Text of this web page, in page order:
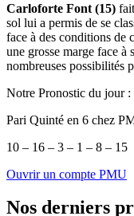
Carloforte Font (15)
sol lui a permis de se
face à des conditions de
une grosse marge face à
nombreuses possibilités
Notre Pronostic du jour :
Pari Quinté en 6 chez
10 – 16 – 3 – 1 – 8 – 15
Ouvrir un compte PMU
Nos derniers